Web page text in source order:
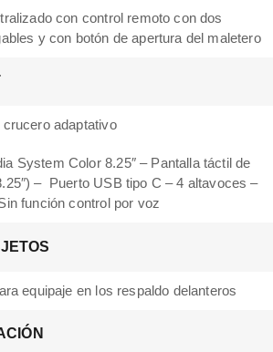
con control remoto con dos
y con botón de apertura del maletero
crucero adaptativo
System Color 8.25″ – Pantalla táctil de
– Puerto USB tipo C – 4 altavoces –
función control por voz
equipaje en los respaldo delanteros